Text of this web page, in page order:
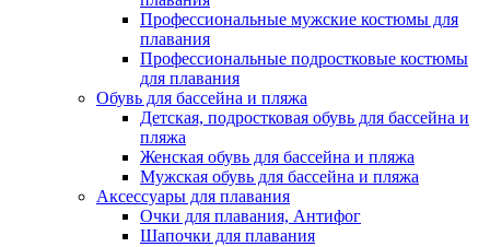
Профессиональные мужские костюмы для
плавания
Профессиональные подростковые костюмы
для плавания
Обувь для бассейна и пляжа
Детская, подростковая обувь для бассейна и
пляжа
Женская обувь для бассейна и пляжа
Мужская обувь для бассейна и пляжа
Аксессуары для плавания
Очки для плавания, Антифог
Шапочки для плавания